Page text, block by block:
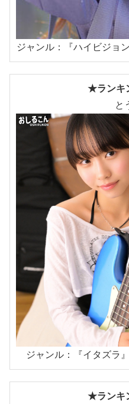
ジャンル：『ハイビジョ
★ランキ
と
ジャンル：『イタズラ
★ランキ